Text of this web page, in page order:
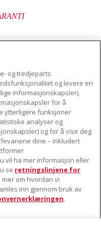
og tredjeparts
og levere en
informasjonskapsler).
for å
ytterligere funksjoner
analyser og
og for å vise deg
dine – inkludert
vil ha mer informasjon eller
se retningslinjene for
mer om hvordan vi
inn gjennom bruk av
.